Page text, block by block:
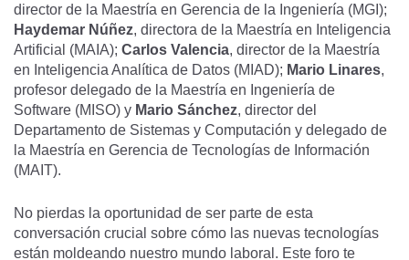
director de la Maestría en Gerencia de la Ingeniería (MGI);
Haydemar Núñez, directora de la Maestría en Inteligencia
Artificial (MAIA); Carlos Valencia, director de la Maestría
en Inteligencia Analítica de Datos (MIAD); Mario Linares,
profesor delegado de la Maestría en Ingeniería de
Software (MISO) y Mario Sánchez, director del
Departamento de Sistemas y Computación y delegado de
la Maestría en Gerencia de Tecnologías de Información
(MAIT).
No pierdas la oportunidad de ser parte de esta
conversación crucial sobre cómo las nuevas tecnologías
están moldeando nuestro mundo laboral. Este foro te